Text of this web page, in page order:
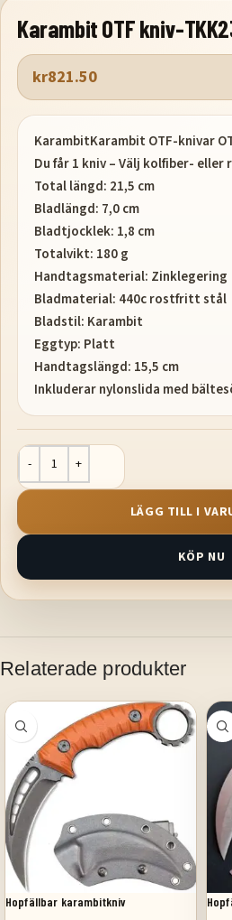
Karambit OTF kniv-
kr821.50
KarambitKarambit OTF-knivar
Du får 1 kniv – Välj kolfiber- eller
Total längd: 21,5 cm
Bladlängd: 7,0 cm
Bladtjocklek: 1,8 cm
Totalvikt: 180 g
Handtagsmaterial: Zinklegering
Bladmaterial: 440c rostfritt stål
Bladstil: Karambit
Eggtyp: Platt
Handtagslängd: 15,5 cm
Inkluderar nylonslida med
LÄGG TILL I
KÖP NU
Relaterade produkter
Hopfällbar karambitkniv